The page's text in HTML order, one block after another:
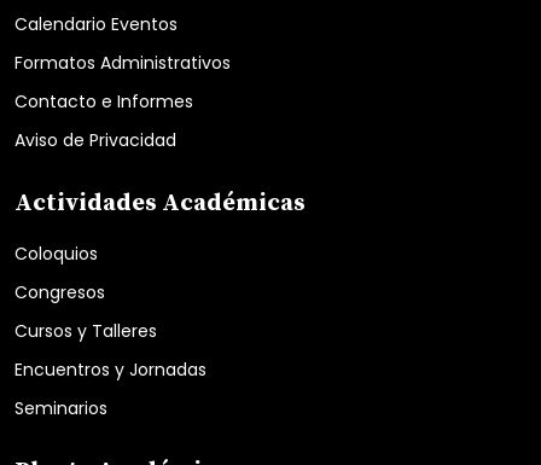
Calendario Eventos
Formatos Administrativos
Contacto e Informes
Aviso de Privacidad
Actividades Académicas
Coloquios
Congresos
Cursos y Talleres
Encuentros y Jornadas
Seminarios